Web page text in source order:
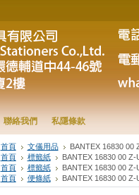
聯絡我們 私隱條款
首頁 文儀用品
BANTEX 16830 00
首頁
標籤紙
BANTEX 16830 00
首頁
標籤紙
BANTEX 16830 00
首頁
便條紙 BANTEX 16830 00